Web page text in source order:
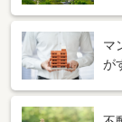
マ
が